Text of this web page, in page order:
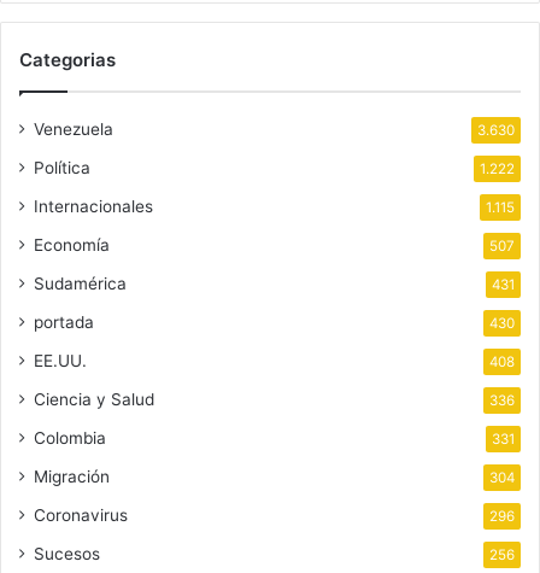
Categorias
Venezuela 3.630
Política 1.222
Internacionales 1.115
Economía 507
Sudamérica 431
portada 430
EE.UU. 408
Ciencia y Salud 336
Colombia 331
Migración 304
Coronavirus 296
Sucesos 256